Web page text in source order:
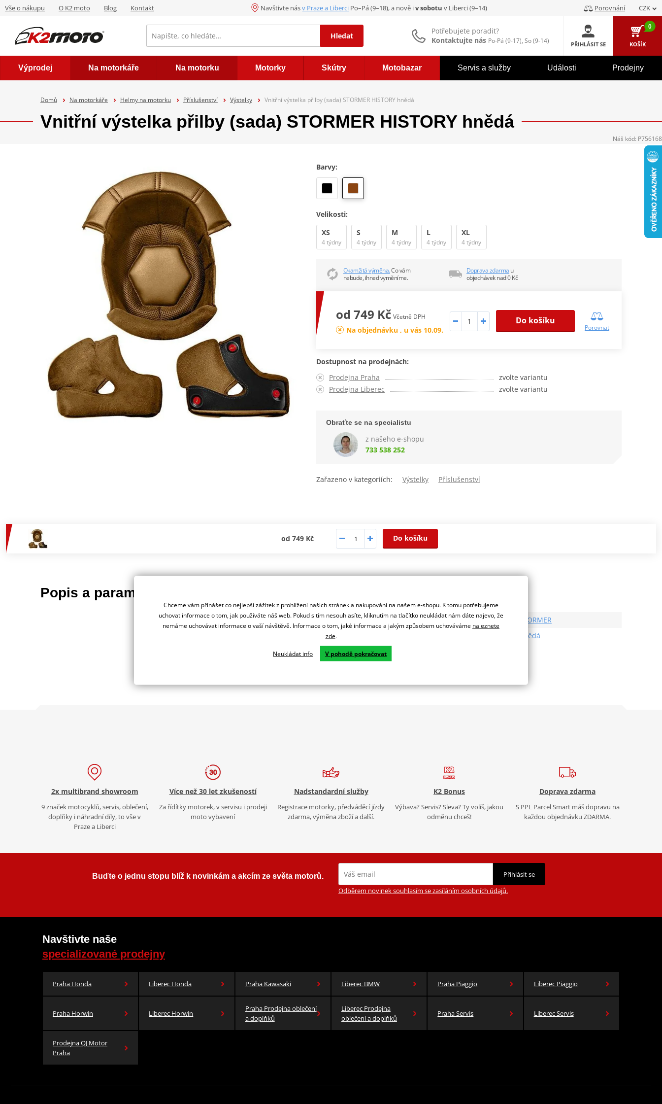
Vše o nákupu O K2 moto Blog Kontakt Navštivte násv Praze a Liberci Po–Pá (9–18), a nově iv sobotu v Liberci (9–14) Porovnání CZK
Hledat
Potřebujete poradit?
Kontaktujte nás Po-Pá (9-17), So (9-14) PŘIHLÁSIT SE
0
KOŠÍK
Výprodej Na motorkáře Na motorku Motorky Skútry Motobazar Servis a služby Události Prodejny
Domů Na motorkáře Helmy na motorku Příslušenství Výstelky Vnitřní výstelka přilby (sada) STORMER HISTORY hnědá
Vnitřní výstelka přilby (sada) STORMER HISTORY hnědá
Barvy:
Velikosti:
XS
4 týdny
S
4 týdny
M
4 týdny
L
4 týdny
XL
4 týdny
Okamžitá výměna.Co vám
nebude, ihned vyměníme.
Doprava zdarma u
objednávek nad 0 Kč
od 749 Kč Včetně DPH
Na objednávku , u vás 10.09.
Do košíku
Porovnat
Dostupnost na prodejnách:
Prodejna Praha
zvolte variantu
Prodejna Liberec
zvolte variantu
Obraťte se na specialistu
z našeho e-shopu
733 538 252
Zařazeno v kategoriích: Výstelky Příslušenství
od 749 Kč Do košíku
Popis a parametry
Výrobce
STORMER
hnědá
Náš kód: P756168
2x multibrand showroom
9 značek motocyklů, servis, oblečení,
doplňky i náhradní díly, to vše v
Praze a Liberci
Více než 30 let zkušeností
Za řídítky motorek, v servisu i prodeji
moto vybavení
Nadstandardní služby
Registrace motorky, předváděcí jízdy
zdarma, výměna zboží a další.
K2 Bonus
Výbava? Servis? Sleva? Ty volíš, jakou
odměnu chceš!
Doprava zdarma
S PPL Parcel Smart máš dopravu na
každou objednávku ZDARMA.
Buďte o jednu stopu blíž k novinkám a akcím ze světa motorů.
Přihlásit se
Odběrem novinek souhlasím se zasíláním osobních údajů.
Navštivte naše
specializované prodejny
Praha Honda Liberec Honda Praha Kawasaki Liberec BMW Praha Piaggio Liberec Piaggio
Praha Horwin Liberec Horwin
Praha Prodejna oblečení
a doplňků
Liberec Prodejna
oblečení a doplňků
Praha Servis Liberec Servis
Prodejna QJ Motor
Praha
Chceme vám přinášet co nejlepší zážitek z prohlížení našich stránek a nakupování na našem e-shopu. K tomu potřebujeme
uchovat informace o tom, jak používáte náš web. Pokud s tím nesouhlasíte, kliknutím na tlačítko neukládat nám dáte najevo, že
nemáme uchovávat informace o vaší návštěvě. Informace o tom, jaké informace a jakým způsobem uchováváme naleznete
zde.
Neukládat info V pohodě pokračovat